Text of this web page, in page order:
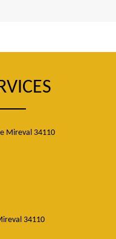
Mireval 34110
34110